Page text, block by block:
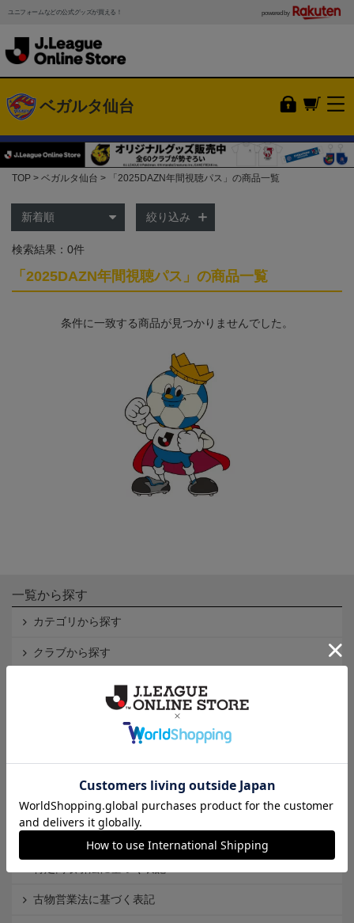
ユニフォームなどの公式グッズが買える！ powered by
ベガルタ仙台
TOP ベガルタ仙台 「2025DAZN年間視聴パス」の商品一覧
絞り込み
検索結果：0件
「2025DAZN年間視聴パス」の商品一覧
条件に一致する商品が見つかりませんでした。
一覧から探す
カテゴリから探す
クラブから探す
Ｊ2
Ｊリーグオンラインストアとは
個人情報保護方針
古物営業法に基づく表記